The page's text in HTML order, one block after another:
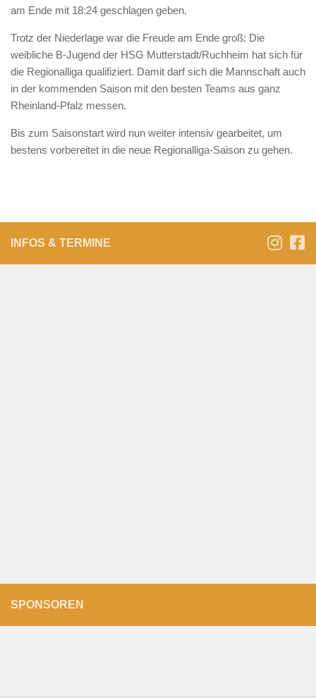
am Ende mit 18:24 geschlagen geben.
Trotz der Niederlage war die Freude am Ende groß: Die
weibliche B-Jugend der HSG Mutterstadt/Ruchheim hat sich für
die Regionalliga qualifiziert. Damit darf sich die Mannschaft auch
in der kommenden Saison mit den besten Teams aus ganz
Rheinland-Pfalz messen.
Bis zum Saisonstart wird nun weiter intensiv gearbeitet, um
bestens vorbereitet in die neue Regionalliga-Saison zu gehen.
INFOS & TERMINE
SPONSOREN